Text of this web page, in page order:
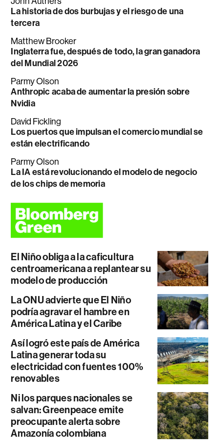
La historia de dos burbujas y el riesgo de una
tercera
Matthew Brooker
Inglaterra fue, después de todo, la gran ganadora
del Mundial 2026
Parmy Olson
Anthropic acaba de aumentar la presión sobre
Nvidia
David Fickling
Los puertos que impulsan el comercio mundial se
están electrificando
Parmy Olson
La IA está revolucionando el modelo de negocio
de los chips de memoria
El Niño obliga a la caficultura
centroamericana a replantear su
modelo de producción
La ONU advierte que El Niño
podría agravar el hambre en
América Latina y el Caribe
Así logró este país de América
Latina generar toda su
electricidad con fuentes 100%
renovables
Ni los parques nacionales se
salvan: Greenpeace emite
preocupante alerta sobre
Amazonía colombiana